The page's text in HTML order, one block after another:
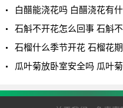
白醋能浇花吗 白醋浇花有
石斛不开花怎么回事 石斛
石榴什么季节开花 石榴花
瓜叶菊放卧室安全吗 瓜叶